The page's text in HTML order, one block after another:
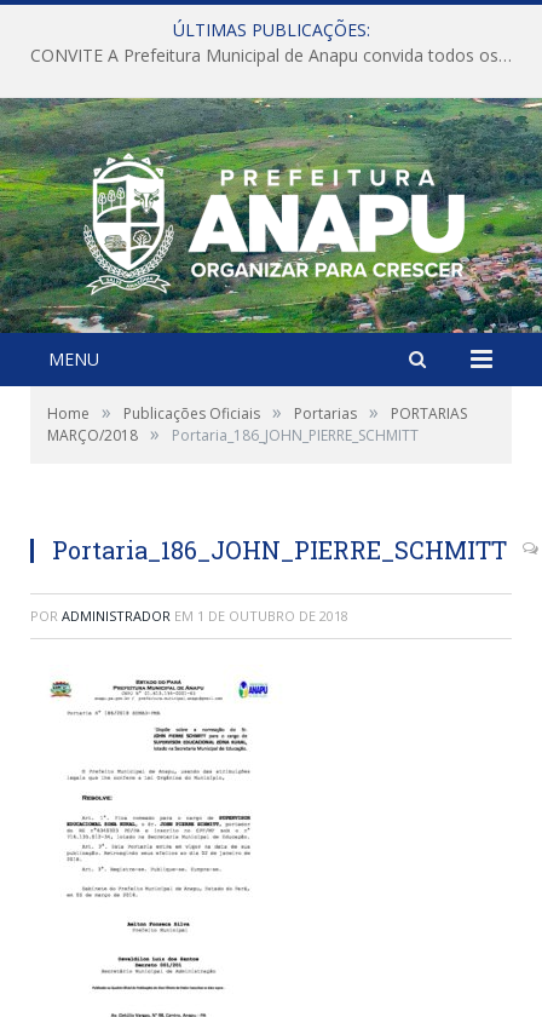
ÚLTIMAS PUBLICAÇÕES:
CONVITE A Prefeitura Municipal de Anapu convida todos os servidores públicos municipais para participarem da Audiência Pública de discussão da Lei de Diretrizes Orçamentárias (LDO), importante instrumento de planejamento das ações e investimentos da Administração Pública para o próximo exercício financeiro.
MENU
Home » Publicações Oficiais » Portarias »
PORTARIAS
MARÇO/2018 » Portaria_186_JOHN_PIERRE_SCHMITT
Portaria_186_JOHN_PIERRE_SCHMITT
POR ADMINISTRADOR EM 1 DE OUTUBRO DE 2018